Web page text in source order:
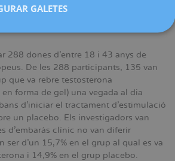
batec cardíac- en dones amb baixa
previst realitzar un tractament de
288 dones d'entre 18 i 43 anys de
De les 288 participants, 135 van
que va rebre testosterona
forma de gel) una vegada al dia
d'iniciar el tractament d'estimulació
un placebo. Els investigadors van
d'embaràs clínic no van diferir
ser d'un 15,7% en el grup al qual es va
i 14,9% en el grup placebo.
GALETES